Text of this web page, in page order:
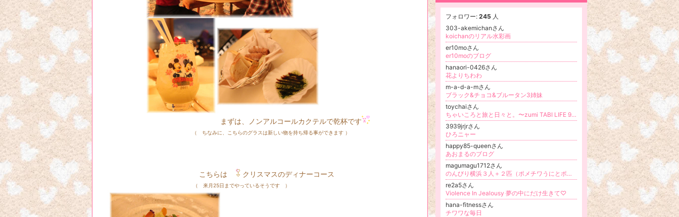
まずは、ノンアルコールカクテルで乾杯です
（ ちなみに、こちらのグラスは新しい物を持ち帰る事ができます ）
こちらは クリスマスのディナーコース
（ 来月25日までやっているそうです ）
フォロワー: 245 人
303-akemichanさん
koichanのリアル水彩画
er10moさん
er10moのブログ
hanaori-0426さん
花よりちわわ
m-a-d-a-mさん
ブラック&チョコ&ブルータン3姉妹
toychaiさん
ちゃいころと旅と日々と。〜zumi TABI LIFE 943 toychai〜
3939jrjrさん
ひろニャー
happy85-queenさん
あおまるのブログ
magumagu1712さん
のんびり横浜３人＋２匹（ポメチワうにとポメラニアンほたて）暮らしブログ♪
re2a5さん
Violence In Jealousy 夢の中にだけ生きて♡
hana-fitnessさん
チワワな毎日